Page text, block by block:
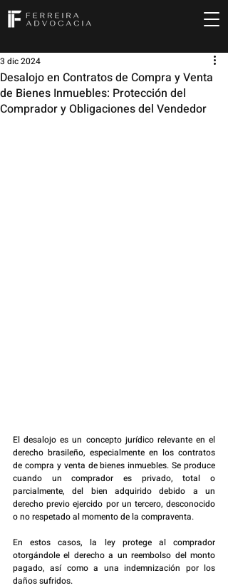
Desalojo en Contratos de Compra y Venta
de Bienes Inmuebles: Protección del
Comprador y Obligaciones del Vendedor
3 dic 2024
El desalojo es un concepto jurídico relevante en el
derecho brasileño, especialmente en los contratos
de compra y venta de bienes inmuebles. Se produce
cuando un comprador es privado, total o
parcialmente, del bien adquirido debido a un
derecho previo ejercido por un tercero, desconocido
o no respetado al momento de la compraventa.
En estos casos, la ley protege al comprador
otorgándole el derecho a un reembolso del monto
pagado, así como a una indemnización por los
daños sufridos.